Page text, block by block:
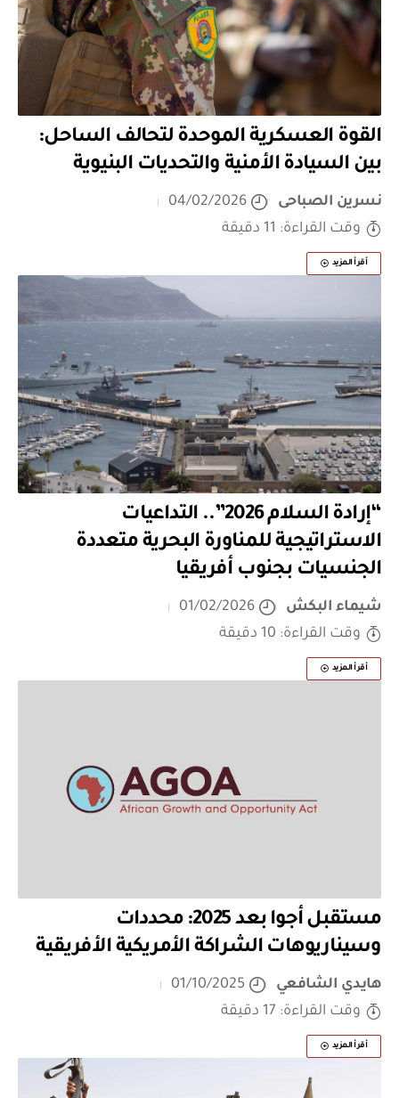
القوة العسكرية الموحدة لتحالف الساحل:
بين السيادة الأمنية والتحديات البنيوية
نسرين الصباحى
04/02/2026
وقت القراءة: 11 دقيقة
أقرأ المزيد
“إرادة السلام 2026”.. التداعيات
الاستراتيجية للمناورة البحرية متعددة
الجنسيات بجنوب أفريقيا
شيماء البكش
01/02/2026
وقت القراءة: 10 دقيقة
أقرأ المزيد
مستقبل أجوا بعد 2025: محددات
وسيناريوهات الشراكة الأمريكية الأفريقية
هايدي الشافعي
01/10/2025
وقت القراءة: 17 دقيقة
أقرأ المزيد